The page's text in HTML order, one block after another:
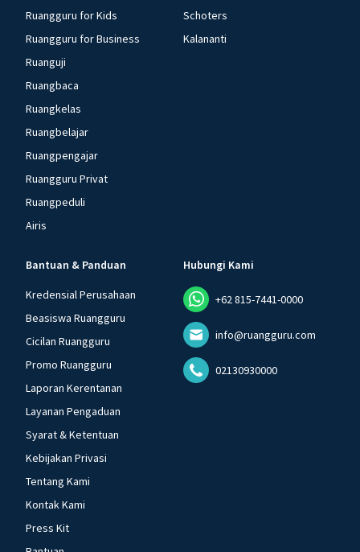
Ruangguru for Kids
Ruangguru for Business
Ruanguji
Ruangbaca
Ruangkelas
Ruangbelajar
Ruangpengajar
Ruangguru Privat
Ruangpeduli
Airis
Schoters
Kalananti
Bantuan & Panduan
Kredensial Perusahaan
Beasiswa Ruangguru
Cicilan Ruangguru
Promo Ruangguru
Laporan Kerentanan
Layanan Pengaduan
Syarat & Ketentuan
Kebijakan Privasi
Tentang Kami
Kontak Kami
Press Kit
Hubungi Kami
+62 815-7441-0000
info@ruangguru.com
02130930000